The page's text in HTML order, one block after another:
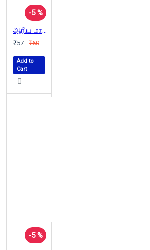
-5 %
ஆரிய மாயை
₹57 ₹60
Add to
Cart
-5 %